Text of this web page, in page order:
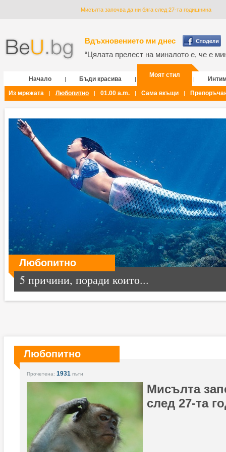
Мисълта започва да ни бяга след 27-та годишнина
Вдъхновението ми днес
“Цялата прелест на миналото е, че е
Начало | Бъди красива |
Моят стил
|
Из мрежата
| Любопитно | 01.00 a.m. | Сама вкъщи |
Любопитно
5 причини, поради които...
Любопитно
Прочетена: 1931 пъти
Мисълта
след 27-та